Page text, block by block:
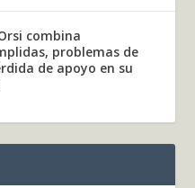
combina
problemas de
de apoyo en su